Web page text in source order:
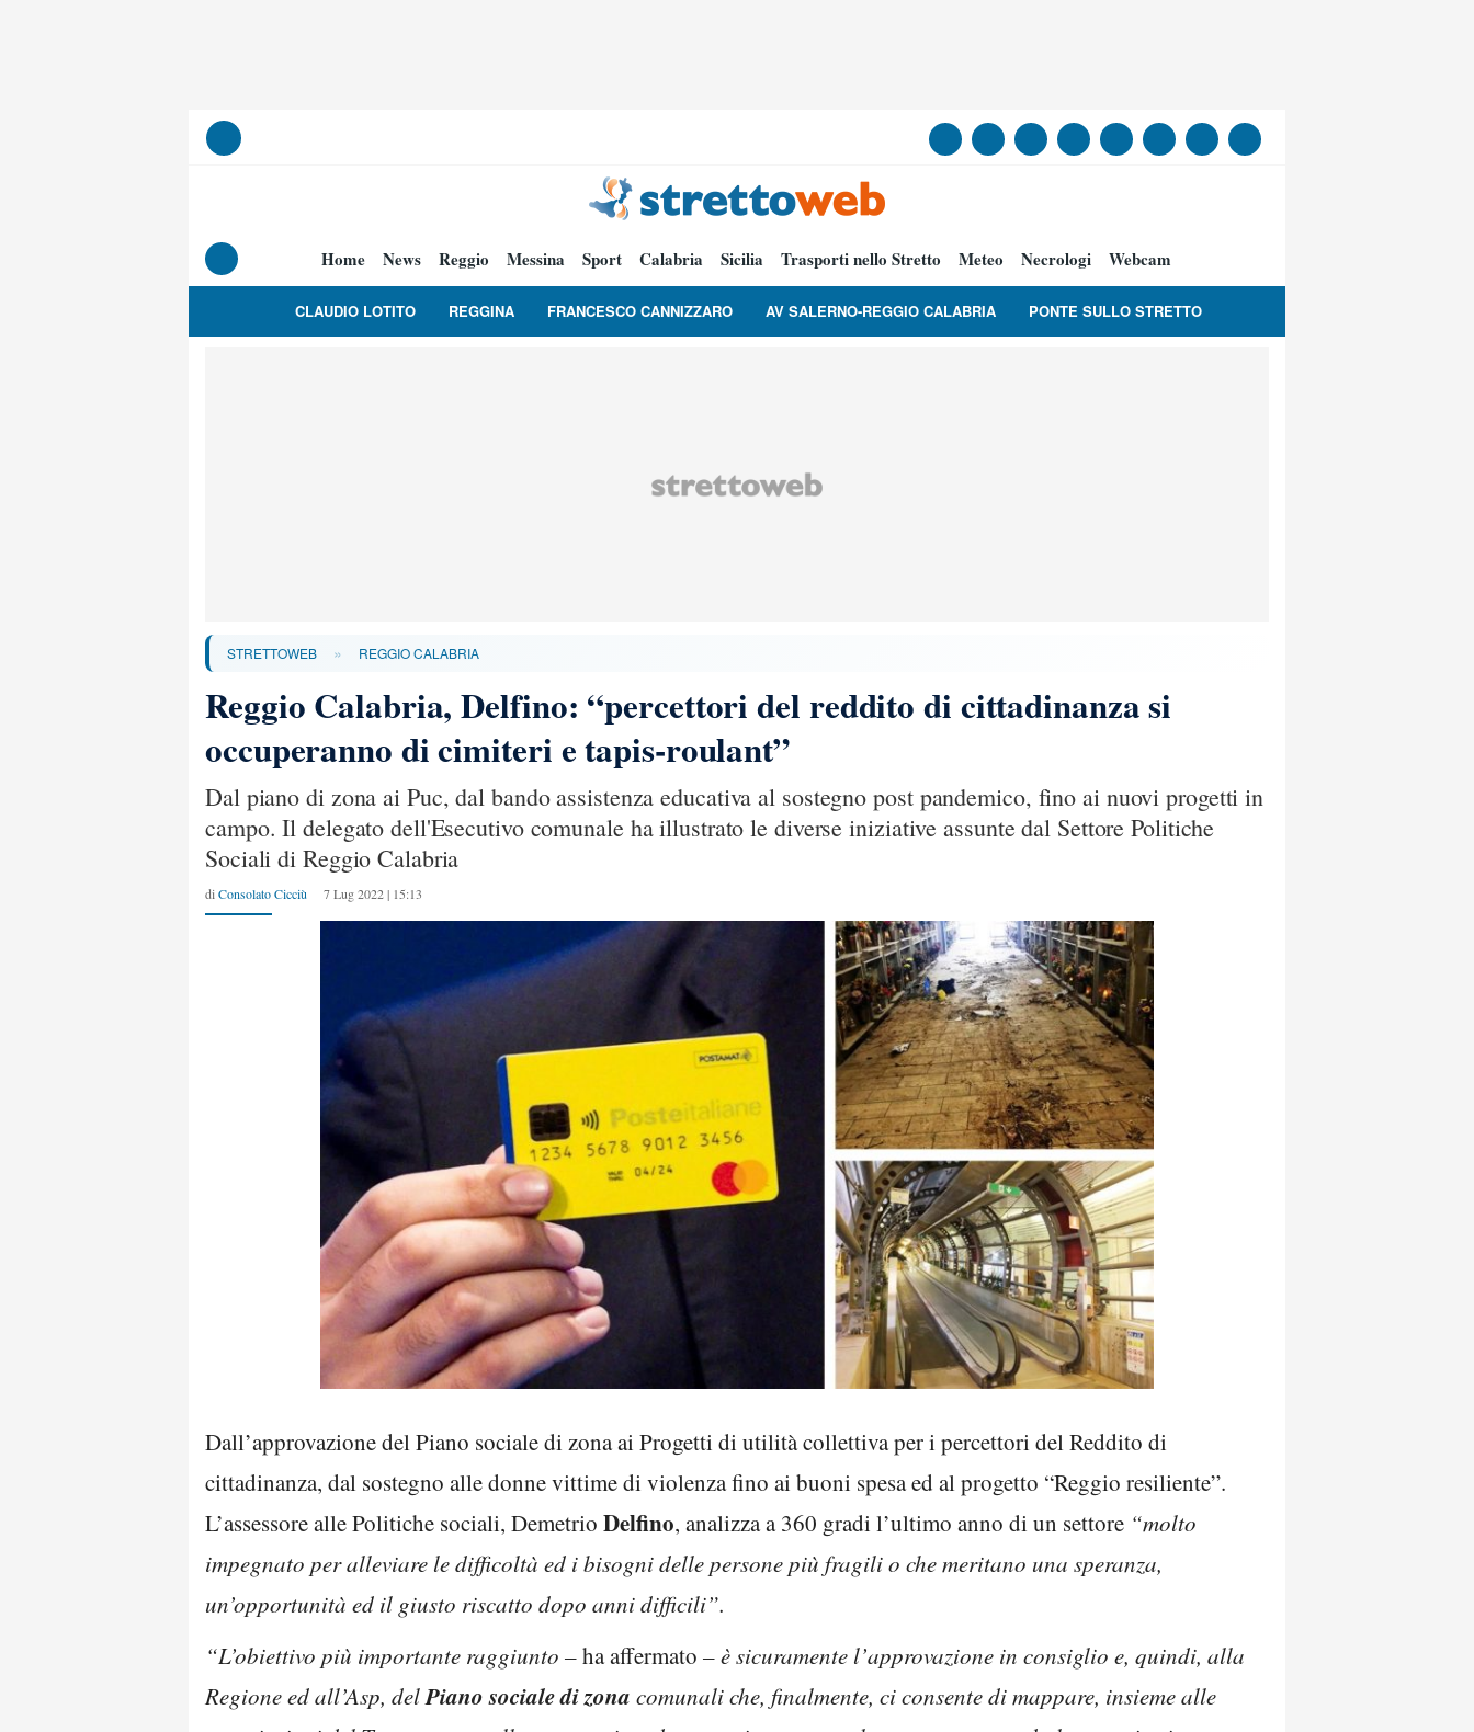
Home News Reggio Messina Sport Calabria Sicilia Trasporti nello Stretto Meteo Necrologi Webcam
CLAUDIO LOTITO REGGINA FRANCESCO CANNIZZARO AV SALERNO-REGGIO CALABRIA PONTE SULLO STRETTO
STRETTOWEB » REGGIO CALABRIA
Reggio Calabria, Delfino: “percettori del reddito di cittadinanza si
occuperanno di cimiteri e tapis-roulant”
Dal piano di zona ai Puc, dal bando assistenza educativa al sostegno post pandemico, fino ai nuovi progetti in
campo. Il delegato dell'Esecutivo comunale ha illustrato le diverse iniziative assunte dal Settore Politiche
Sociali di Reggio Calabria
di Consolato Cicciù 7 Lug 2022 | 15:13
Dall’approvazione del Piano sociale di zona ai Progetti di utilità collettiva per i percettori del Reddito di
cittadinanza, dal sostegno alle donne vittime di violenza fino ai buoni spesa ed al progetto “Reggio resiliente”.
L’assessore alle Politiche sociali, Demetrio Delfino, analizza a 360 gradi l’ultimo anno di un settore “molto
impegnato per alleviare le difficoltà ed i bisogni delle persone più fragili o che meritano una speranza,
un’opportunità ed il giusto riscatto dopo anni difficili”.
“L’obiettivo più importante raggiunto –ha affermato – è sicuramente l’approvazione in consiglio e, quindi, alla
Regione ed all’Asp, delPiano sociale di zona comunali che, finalmente, ci consente di mappare, insieme alle